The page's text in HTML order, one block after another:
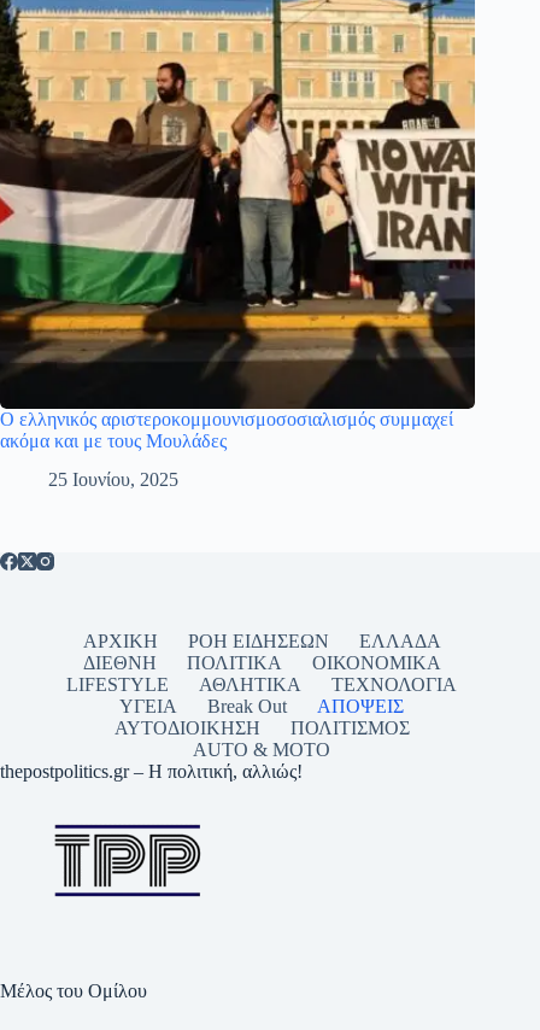
Ο ελληνικός αριστεροκομμουνισμοσοσιαλισμός συμμαχεί
ακόμα και με τους Μουλάδες
25 Ιουνίου, 2025
ΑΡΧΙΚΗ ΡΟΗ ΕΙΔΗΣΕΩΝ
ΕΛΛΑΔΑ
ΔΙΕΘΝΗ
ΠΟΛΙΤΙΚΑ
ΟΙΚΟΝΟΜΙΚΑ
LIFESTYLE
ΑΘΛΗΤΙΚΑ
ΤΕΧΝΟΛΟΓΙΑ
ΥΓΕΙΑ
Break Out
ΑΠΟΨΕΙΣ
ΑΥΤΟΔΙΟΙΚΗΣΗ
ΠΟΛΙΤΙΣΜΟΣ
AUTO & MOTO
thepostpolitics.gr – Η πολιτική, αλλιώς!
Μέλος του Ομίλου